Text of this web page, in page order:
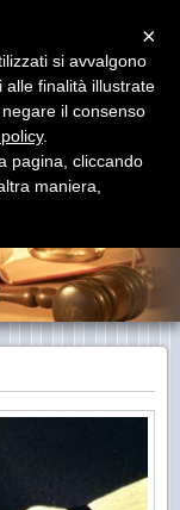
SODO
& partners
×
si avvalgono
alle finalità illustrate
il consenso
.
pagina, cliccando
maniera,